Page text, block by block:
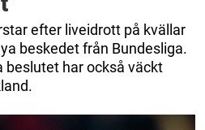
efter liveidrott på kvällar
beskedet från Bundesliga.
beslutet har också väckt